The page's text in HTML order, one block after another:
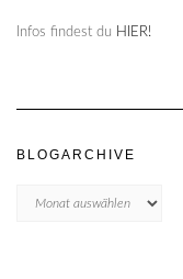
Infos findest du HIER!
BLOGARCHIVE